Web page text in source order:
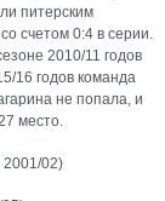
питерским
счетом 0:4 в серии.
2010/11 годов
16 годов команда
не попала, и
место.
02)